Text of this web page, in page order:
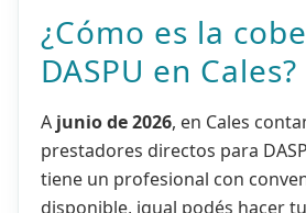
¿Cómo es la
DASPU en Cales?
A junio de 2026, en Cales
prestadores directos para
tiene un profesional con
disponible, igual podés hacer